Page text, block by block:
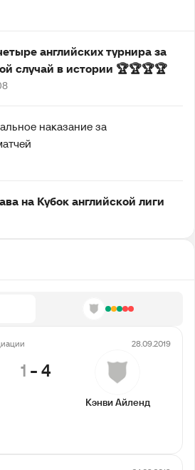
английских турнира за
случай в истории 🏆🏆🏆🏆
наказание за
на Кубок английской лиги
28.09.2019
1 -4
Кэнви Айленд